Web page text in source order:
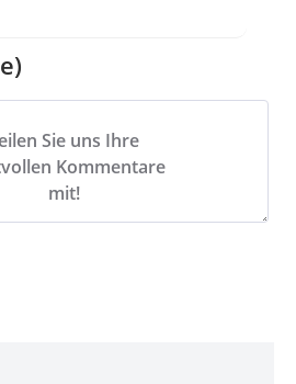
Sie uns Ihre
Kommentare
mit!